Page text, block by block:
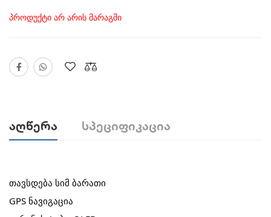
პროდუქტი არ არის მარაგში
Აღწერა Სპეციფიკაცია
თავსდება სიმ ბარათი
GPS ნავიგაცია